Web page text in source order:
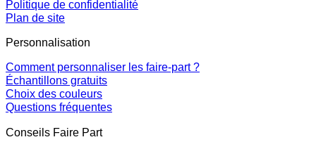
Politique de confidentialité
Plan de site
Personnalisation
Comment personnaliser les faire-part ?
Échantillons gratuits
Choix des couleurs
Questions fréquentes
Conseils Faire Part